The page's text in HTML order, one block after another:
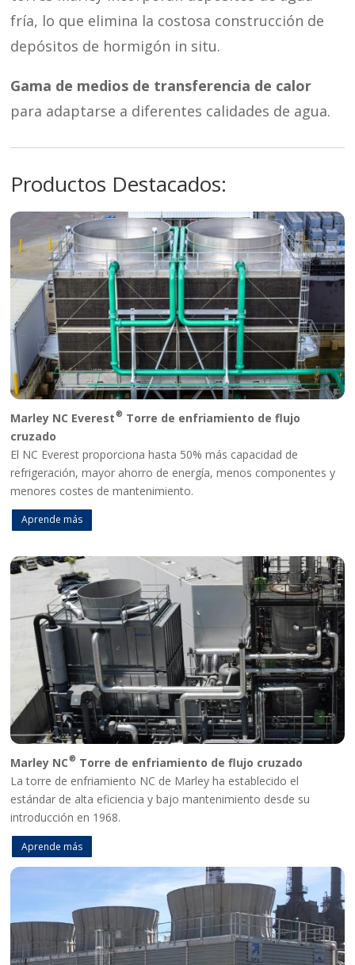
fría, lo que elimina la costosa construcción de
depósitos de hormigón in situ.
Gama de medios de transferencia de calor
para adaptarse a diferentes calidades de agua.
Productos Destacados:
Marley NC Everest® Torre de enfriamiento de flujo
cruzado
El NC Everest proporciona hasta 50% más capacidad de
refrigeración, mayor ahorro de energía, menos componentes y
menores costes de mantenimiento.
Aprende más
Marley NC® Torre de enfriamiento de flujo cruzado
La torre de enfriamiento NC de Marley ha establecido el
estándar de alta eficiencia y bajo mantenimiento desde su
introducción en 1968.
Aprende más